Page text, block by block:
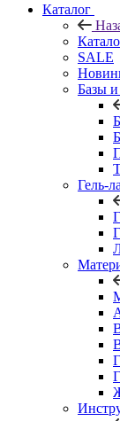
Каталог
SALE
Базы
Гель-